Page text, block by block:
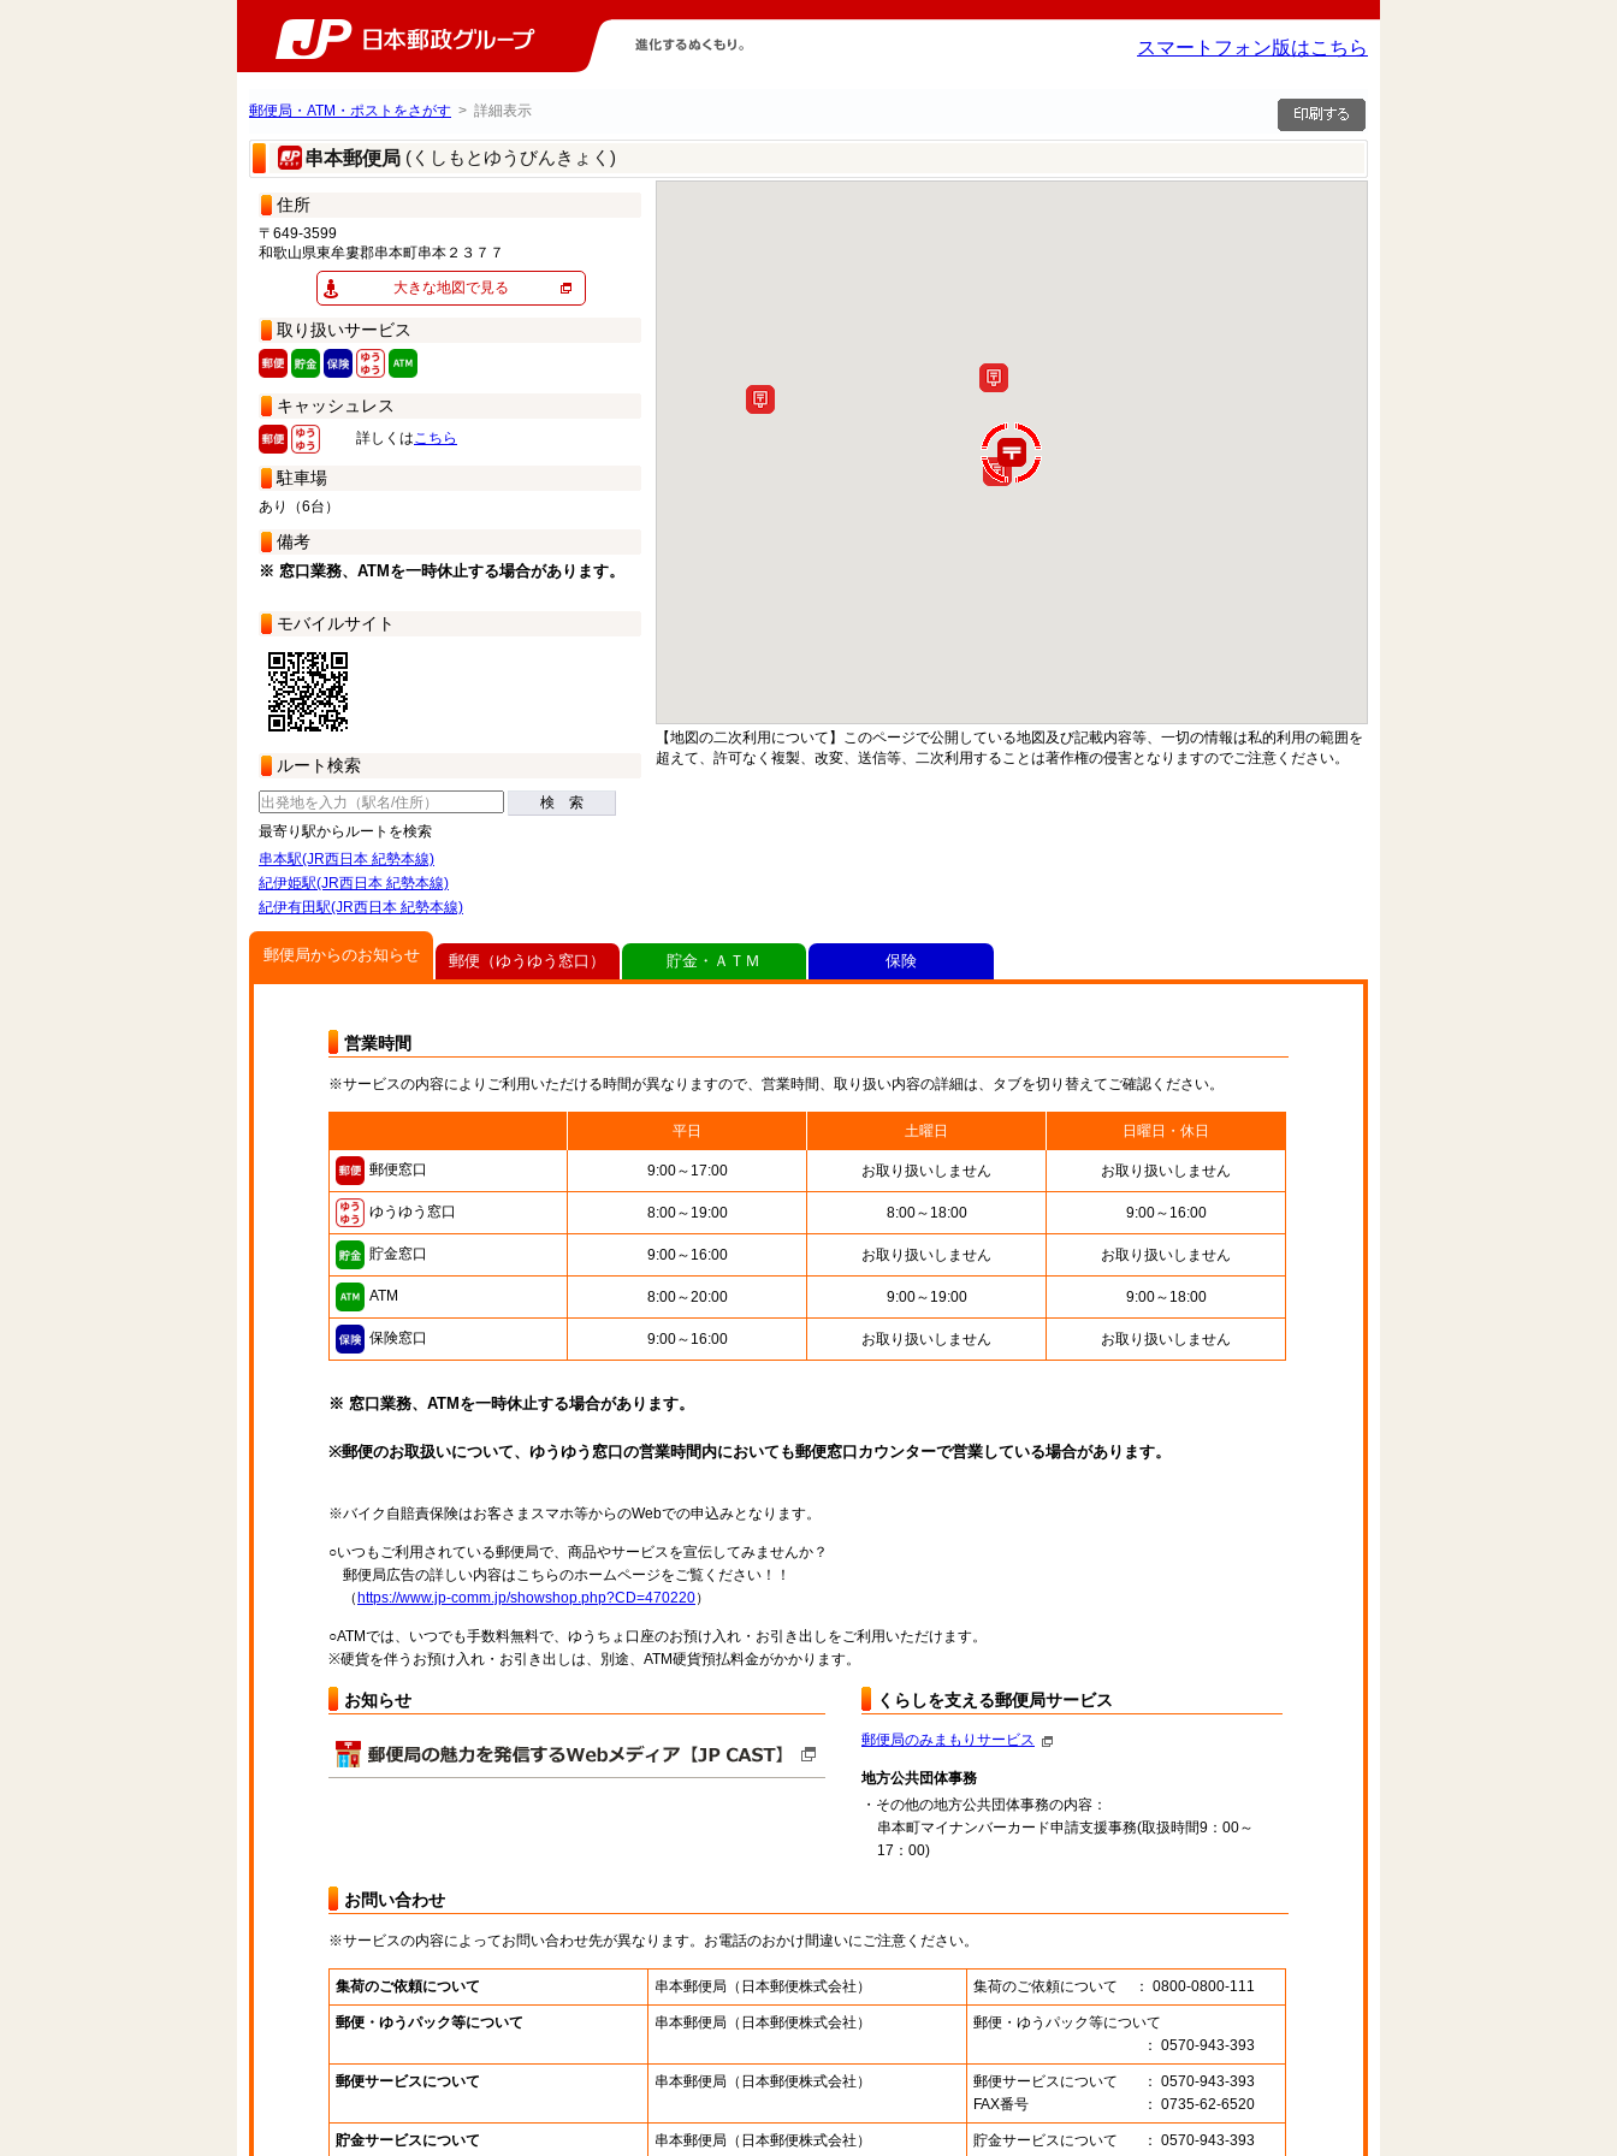
スマートフォン版はこちら
郵便局・ATM・ポストをさがす > 詳細表示
串本郵便局 (くしもとゆうびんきょく)
住所
〒649-3599
和歌山県東牟婁郡串本町串本２３７７
大きな地図で見る
取り扱いサービス
キャッシュレス
詳しくはこちら
駐車場
あり（6台）
備考
※ 窓口業務、ATMを一時休止する場合があります。
モバイルサイト
ルート検索
検 索
最寄り駅からルートを検索
串本駅(JR西日本 紀勢本線)
紀伊姫駅(JR西日本 紀勢本線)
紀伊有田駅(JR西日本 紀勢本線)
【地図の二次利用について】このページで公開している地図及び記載内容等、一切の情報は私的利用の範囲を
超えて、許可なく複製、改変、送信等、二次利用することは著作権の侵害となりますのでご注意ください。
郵便局からのお知らせ
営業時間
※サービスの内容によりご利用いただける時間が異なりますので、営業時間、取り扱い内容の詳細は、タブを切り替えてご確認ください。
平日 土曜日 日曜日・休日
郵便窓口 9:00～17:00 お取り扱いしません お取り扱いしません
ゆうゆう窓口 8:00～19:00 8:00～18:00 9:00～16:00
貯金窓口 9:00～16:00 お取り扱いしません お取り扱いしません
ATM 8:00～20:00 9:00～19:00 9:00～18:00
保険窓口 9:00～16:00 お取り扱いしません お取り扱いしません
※ 窓口業務、ATMを一時休止する場合があります。
※郵便のお取扱いについて、ゆうゆう窓口の営業時間内においても郵便窓口カウンターで営業している場合があります。
※バイク自賠責保険はお客さまスマホ等からのWebでの申込みとなります。
○いつもご利用されている郵便局で、商品やサービスを宣伝してみませんか？
郵便局広告の詳しい内容はこちらのホームページをご覧ください！！
（ https://www.jp-comm.jp/showshop.php?CD=470220）
○ATMでは、いつでも手数料無料で、ゆうちょ口座のお預け入れ・お引き出しをご利用いただけます。
※硬貨を伴うお預け入れ・お引き出しは、別途、ATM硬貨預払料金がかかります。
お知らせ くらしを支える郵便局サービス
郵便局のみまもりサービス
地方公共団体事務
・その他の地方公共団体事務の内容：
串本町マイナンバーカード申請支援事務(取扱時間9：00～
17：00)
お問い合わせ
※サービスの内容によってお問い合わせ先が異なります。お電話のおかけ間違いにご注意ください。
集荷のご依頼について 串本郵便局 （日本郵便株式会社） 集荷のご依頼について ： 0800-0800-111
郵便・ゆうパック等について 串本郵便局 （日本郵便株式会社）
郵便・ゆうパック等について
： 0570-943-393
郵便サービスについて 串本郵便局 （日本郵便株式会社） 郵便サービスについて
： 0570-943-393
FAX番号
： 0735-62-6520
貯金サービスについて 串本郵便局 （日本郵便株式会社） 貯金サービスについて ： 0570-943-393
郵便（ゆうゆう窓口） 貯金・ＡＴＭ 保険